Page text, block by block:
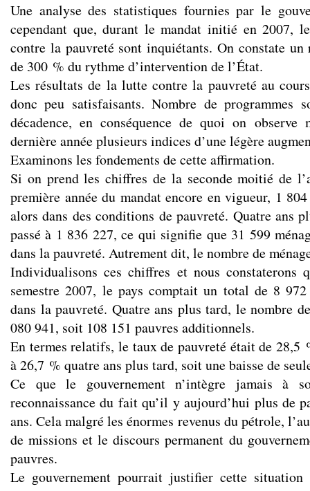
Une analyse des statistiques fournies par le
cependant que, durant le mandat initié en 2007,
contre la pauvreté sont inquiétants. On constate un
de 300 % du rythme d’intervention de l’État.
Les résultats de la lutte contre la pauvreté au
donc peu satisfaisants. Nombre de programmes
décadence, en conséquence de quoi on
dernière année plusieurs indices d’une légère
Examinons les fondements de cette affirmation.
Si on prend les chiffres de la seconde moitié de
première année du mandat encore en vigueur, 1
alors dans des conditions de pauvreté. Quatre ans
passé à 1 836 227, ce qui signifie que 31 599
dans la pauvreté. Autrement dit, le nombre de
Individualisons ces chiffres et nous constaterons
semestre 2007, le pays comptait un total de 8
dans la pauvreté. Quatre ans plus tard, le nombre
080 941, soit 108 151 pauvres additionnels.
En termes relatifs, le taux de pauvreté était de 28,5
à 26,7 % quatre ans plus tard, soit une baisse de
Ce que le gouvernement n’intègre jamais à
reconnaissance du fait qu’il y aujourd’hui plus de
ans. Cela malgré les énormes revenus du pétrole,
de missions et le discours permanent du
pauvres.
Le gouvernement pourrait justifier cette